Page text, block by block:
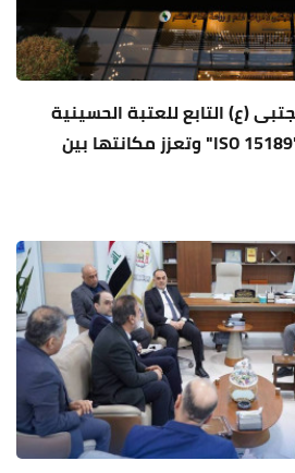
(ع) التابع للعتبة الحسينية
تحصد الاعتماد الدولي "ISO 15189" وتعزز مكانتها بين